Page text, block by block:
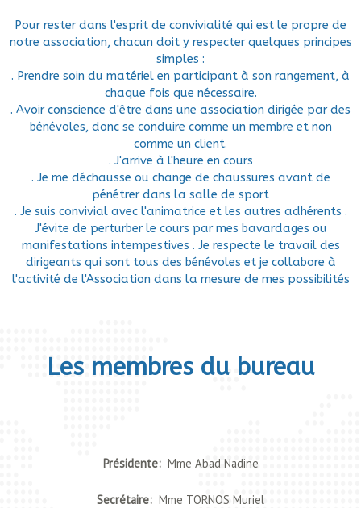
Pour rester dans l'esprit de convivialité qui est le propre de
notre association, chacun doit y respecter quelques principes
simples :
. Prendre soin du matériel en participant à son rangement, à
chaque fois que nécessaire.
. Avoir conscience d'être dans une association dirigée par des
bénévoles, donc se conduire comme un membre et non
comme un client.
. J'arrive à l'heure en cours
. Je me déchausse ou change de chaussures avant de
pénétrer dans la salle de sport
. Je suis convivial avec l'animatrice et les autres adhérents .
J'évite de perturber le cours par mes bavardages ou
manifestations intempestives . Je respecte le travail des
dirigeants qui sont tous des bénévoles et je collabore à
l'activité de l'Association dans la mesure de mes possibilités
Les membres du bureau
Présidente:Mme Abad Nadine
Secrétaire: Mme TORNOS Muriel